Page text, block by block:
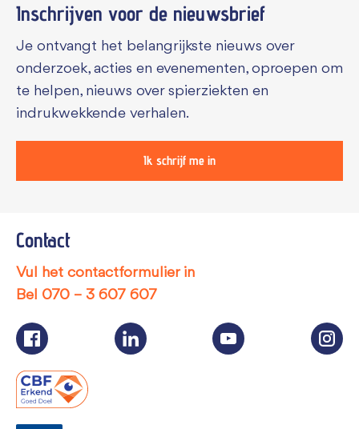
Contact
Vul het contactformulier in
Bel 070 – 3 607 607
Inschrijven voor de nieuwsbrief
Je ontvangt het belangrijkste nieuws over
onderzoek, acties en evenementen, oproepen om
te helpen, nieuws over spierziekten en
indrukwekkende verhalen.
Ik schrijf me in